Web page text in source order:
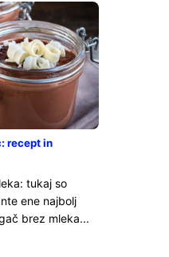
recept in
tukaj so
ene najbolj
brez mleka...